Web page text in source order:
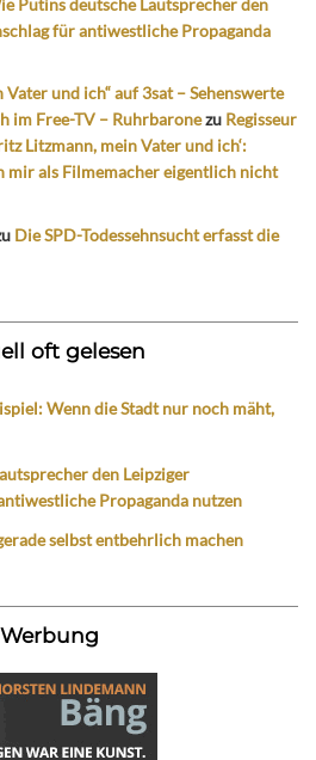
für antiwestliche Propaganda
und ich“ auf 3sat – Sehenswerte
im Free-TV – Ruhrbaronezu Regisseur
Litzmann, mein Vater und ich‘:
mir als Filmemacher eigentlich nicht
Die SPD-Todessehnsucht erfasst die
oft gelesen
Wenn die Stadt nur noch mäht,
den Leipziger
Propaganda nutzen
selbst entbehrlich machen
Werbung